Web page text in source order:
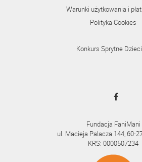
Warunki użytkowania i
Polityka Cookies
Konkurs Sprytne
Fundacja FaniMani
ul. Macieja Palacza 144, 60-
KRS: 0000507234